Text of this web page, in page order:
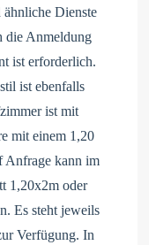
Dienste
die Anmeldung
ist erforderlich.
ist ebenfalls
ist mit
mit einem 1,20
Anfrage kann im
1,20x2m oder
Es steht jeweils
Verfügung. In